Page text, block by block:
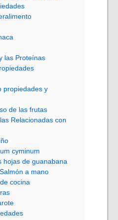
las Proteínas
propiedades y
de las frutas
Relacionadas con
cyminum
hojas de guanabana
a mano
cocina